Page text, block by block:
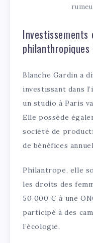
Investissements
philanthropiques
Blanche Gardin a
investissant dans
un studio à Paris
Elle possède
société de
de bénéfices
Philantrope, elle
les droits des
50 000 € à une
participé à des
l’écologie.